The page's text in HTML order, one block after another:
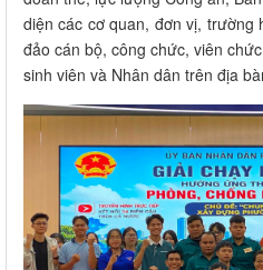
diện các cơ quan, đơn vị, trường
đảo cán bộ, công chức, viên
sinh viên và Nhân dân trên địa